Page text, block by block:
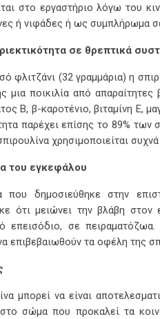
στο εργαστήριο λόγω του
ή νιφάδες ή ως συμπλήρωμα
σε θρεπτικά
φλιτζάνι (32 γραμμάρια) η
μια ποικιλία από
Β, β-καροτένιο, βιταμίνη Ε,
παρέχει επίσης το 89%
χρησιμοποιείται
του εγκεφάλου
που δημοσιεύθηκε στην
ότι μειώνει την βλάβη
επεισόδιο, σε
επιβεβαιωθούν τα οφέλη της
μπορεί να είναι
στο σώμα που προκαλεί τα